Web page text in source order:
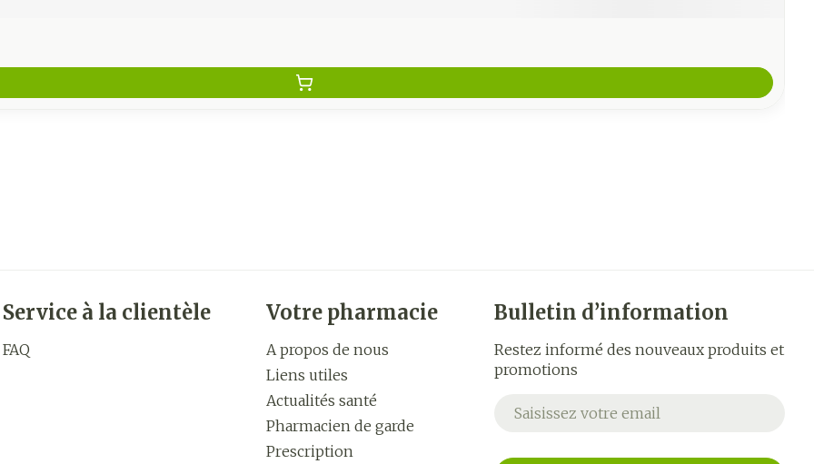
Service à la clientèle
FAQ
Votre pharmacie
A propos de nous
Liens utiles
Actualités santé
Pharmacien de garde
Prescription
Bulletin d’information
Restez informé des nouveaux produits et
promotions
Adresse mail